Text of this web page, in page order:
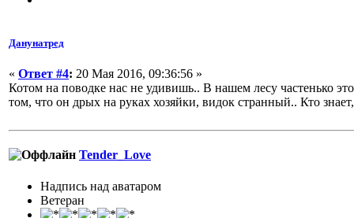
Данунатред
« Ответ #4: 20 Мая 2016, 09:36:56 »
Котом на поводке нас не удивишь.. В нашем лесу частенько
том, что он дрых на руках хозяйки, видок странный.. Кто
Tender_Love
Надпись над аватаром
Ветеран